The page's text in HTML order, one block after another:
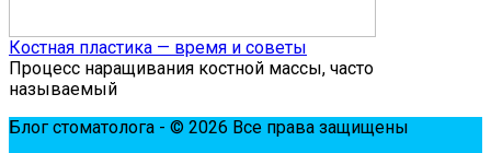
Костная пластика — время и советы
Процесс наращивания костной массы, часто
называемый
Блог стоматолога - © 2026 Все права защищены